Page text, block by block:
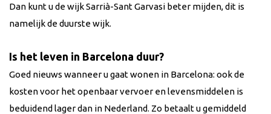
Dan kunt u de wijk Sarrià-Sant Garvasi beter mijden, dit is
namelijk de duurste wijk.
Is het leven in Barcelona duur?
Goed nieuws wanneer u gaat wonen in Barcelona: ook de
kosten voor het openbaar vervoer en levensmiddelen is
beduidend lager dan in Nederland. Zo betaalt u gemiddeld